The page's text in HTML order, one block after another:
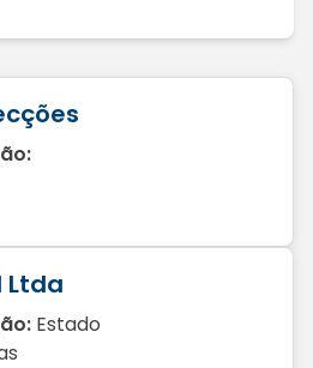
Ltda
Estado